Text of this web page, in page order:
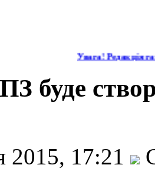
Увага! Редакція
буде
2015, 17:21